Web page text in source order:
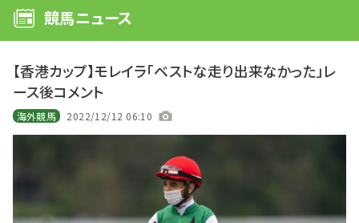
競馬ニュース
【香港カップ】モレイラ「ベストな走り出来なかった」レ
ース後コメント
海外競馬 2022/12/12 06:10